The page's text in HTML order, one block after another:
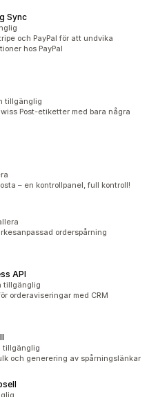
Sync
och PayPal för att undvika
hos PayPal
tillgänglig
Post-etiketter med bara några
– en kontrollpanel, full kontroll!
orderspårning
API
tillgänglig
orderaviseringar med CRM
tillgänglig
och generering av spårningslänkar